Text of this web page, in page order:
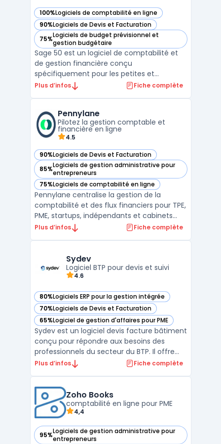
100%Logiciels de comptabilité en ligne
— voir Sage 50 dans cette catégorie
90%Logiciels de Devis et Facturation
— voir Sage 50 dans cette catégorie
75%Logiciels de budget prévisionnel et
gestion budgétaire
— voir Sage 50 dans cette catégorie
Sage 50 est un logiciel de comptabilité et
de gestion financière conçu
spécifiquement pour les petites et
moyennes entreprises. Avec ses
fournisseurs, la gestion des stocks, la
Plus d’infos Fiche complète
Pennylane
Pilotez la gestion comptable et
financière en ligne
4.5
90%Logiciels de Devis et Facturation
— voir Pennylane dans cette catégorie
85%Logiciels de gestion administrative pour
entrepreneurs
— voir Pennylane dans cette catégorie
75%Logiciels de comptabilité en ligne
— voir Pennylane dans cette catégorie
Pennylane centralise la gestion de la
comptabilité et des flux financiers pour TPE,
PME, startups, indépendants et cabinets
d’expertise comptable. La plateforme SaaS
accès collaboratifs pour clients et experts ...
Plus d’infos Fiche complète
Sydev
Logiciel BTP pour devis et suivi
4.6
80%Logiciels ERP pour la gestion intégrée
— voir Sydev dans cette catégorie
70%Logiciels de Devis et Facturation
— voir Sydev dans cette catégorie
65%Logiciel de gestion d'affaires pour PME
— voir Sydev dans cette catégorie
Sydev est un logiciel devis facture bâtiment
conçu pour répondre aux besoins des
professionnels du secteur du BTP. Il offre
une solution centralisée pour la gestion des
production de documents conformes aux
régleme ...
Plus d’infos Fiche complète
Zoho Books
comptabilité en ligne pour PME
4,4
95%Logiciels de gestion administrative pour
entrepreneurs
— voir Zoho Books dans cette catégorie